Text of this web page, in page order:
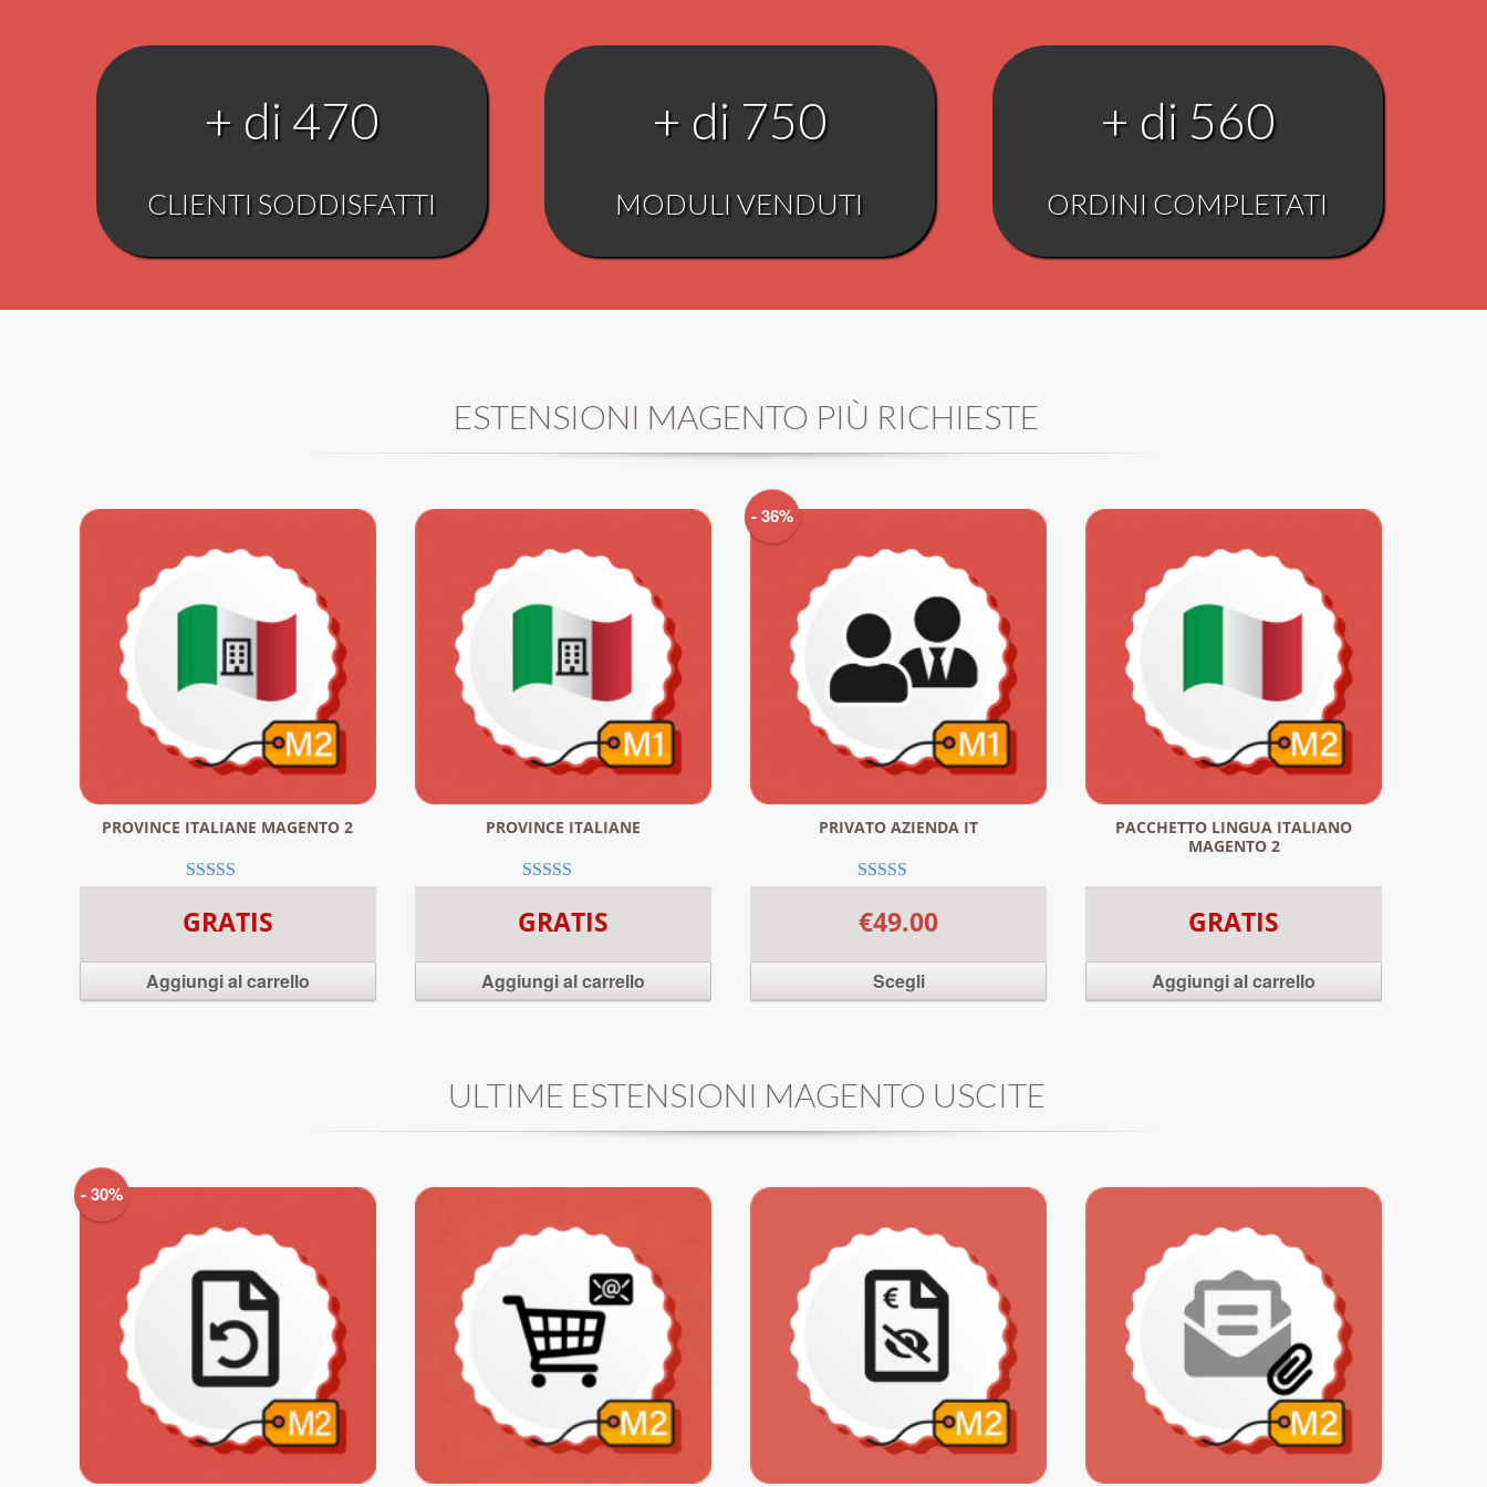
+ di 470
CLIENTI SODDISFATTI
+ di 750
MODULI VENDUTI
+ di 560
ORDINI COMPLETATI
ESTENSIONI MAGENTO PIÙ RICHIESTE
PROVINCE ITALIANE MAGENTO 2
5.00
su 5
GRATIS
Aggiungi al carrello
PROVINCE ITALIANE
5.00
su 5
GRATIS
Aggiungi al carrello
- 36%
PRIVATO AZIENDA IT
5.00
su 5
€49.00
Scegli
PACCHETTO LINGUA ITALIANO
MAGENTO 2
GRATIS
Aggiungi al carrello
ULTIME ESTENSIONI MAGENTO USCITE
- 30%